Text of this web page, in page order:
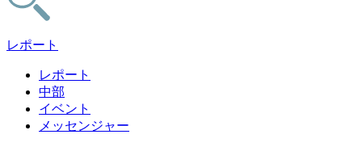
レポート
レポート
中部
イベント
メッセンジャー